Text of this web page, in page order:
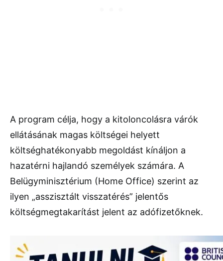
A program célja, hogy a kitoloncolásra várók
ellátásának magas költségei helyett
költséghatékonyabb megoldást kínáljon a
hazatérni hajlandó személyek számára. A
Belügyminisztérium (Home Office) szerint az
ilyen „asszisztált visszatérés” jelentős
költségmegtakarítást jelent az adófizetőknek.